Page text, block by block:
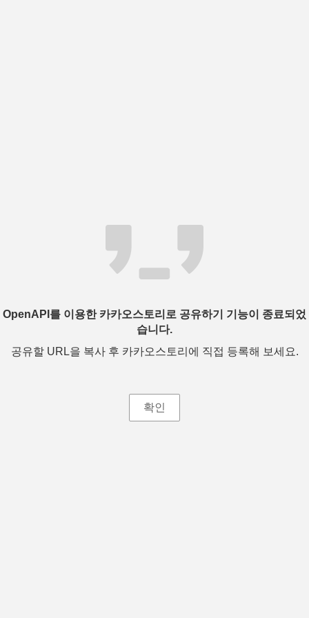
OpenAPI를 이용한 카카오스토리로 공유하기 기능이 종료되었
습니다.
공유할 URL을 복사 후 카카오스토리에 직접 등록해 보세요.
확인